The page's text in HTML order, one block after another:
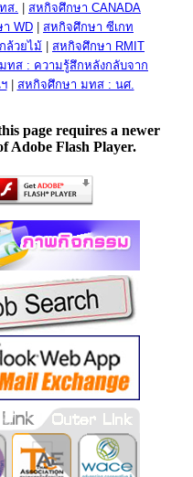
ส.
สหกิจศึกษา CANADA
WD
สหกิจศึกษา ซีเกท
ล้วยไม้
สหกิจศึกษา RMIT
ทส : ความรู้สึกหลังกลับจาก
| สหกิจศึกษา มทส : นศ.
page requires a newer
Adobe Flash Player.